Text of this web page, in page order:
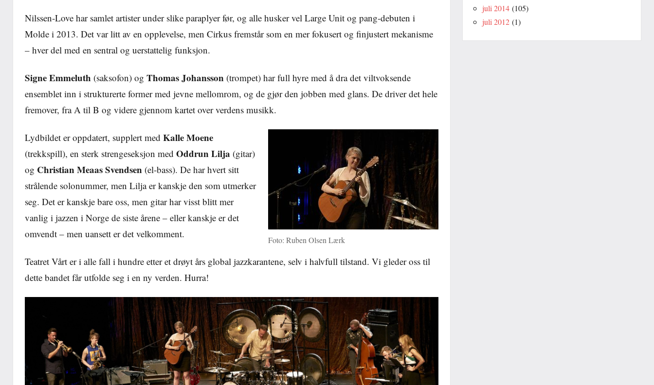
Nilssen-Love har samlet artister under slike paraplyer før, og alle husker vel Large Unit og pang-debuten i
Molde i 2013. Det var litt av en opplevelse, men Cirkus fremstår som en mer fokusert og finjustert mekanisme
– hver del med en sentral og uerstattelig funksjon.
Signe Emmeluth (saksofon) og Thomas Johansson (trompet) har full hyre med å dra det viltvoksende
ensemblet inn i strukturerte former med jevne mellomrom, og de gjør den jobben med glans. De driver det hele
fremover, fra A til B og videre gjennom kartet over verdens musikk.
Foto: Ruben Olsen Lærk
Lydbildet er oppdatert, supplert med Kalle Moene
(trekkspill), en sterk strengeseksjon med Oddrun Lilja (gitar)
og Christian Meaas Svendsen (el-bass). De har hvert sitt
strålende solonummer, men Lilja er kanskje den som utmerker
seg. Det er kanskje bare oss, men gitar har visst blitt mer
vanlig i jazzen i Norge de siste årene – eller kanskje er det
omvendt – men uansett er det velkomment.
Teatret Vårt er i alle fall i hundre etter et drøyt års global jazzkarantene, selv i halvfull tilstand. Vi gleder oss til
dette bandet får utfolde seg i en ny verden. Hurra!
juli 2014 (105)
juli 2012 (1)